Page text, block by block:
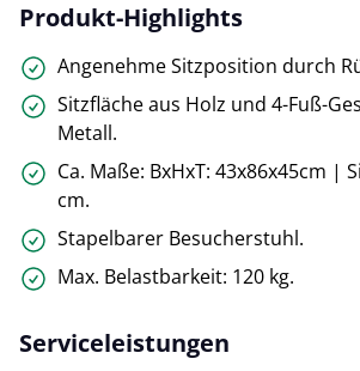
Produkt-Highlights
Angenehme Sitzposition durch
Sitzfläche aus Holz und 4-Fuß-
Metall.
Ca. Maße: BxHxT: 43x86x45cm |
cm.
Stapelbarer Besucherstuhl.
Max. Belastbarkeit: 120 kg.
Serviceleistungen